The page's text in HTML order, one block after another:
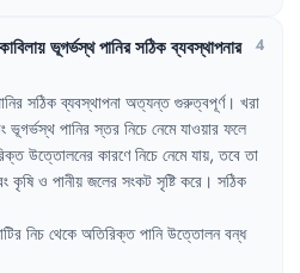
ভূগর্ভস্থপানিরসঠিকব্যবস্থাপনার
4
সঠিক ব্যবস্থাপনা অত্যন্ত গুরুত্বপূর্ণ। খরা
ভূগর্ভস্থ পানির স্তর নিচে নেমে যাওয়ার ফলে
উত্তোলনের কারণে নিচে নেমে যায়, তবে তা
কৃষি ও পানীয় জলের সংকট সৃষ্টি করে । সঠিক
নিচ থেকে অতিরিক্ত পানি উত্তোলন বন্ধ